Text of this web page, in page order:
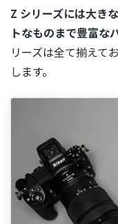
Z シリーズには大き
トなものまで豊富な
リーズは全て揃えて
します。